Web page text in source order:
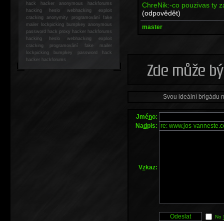
ChreNik:-co pouzivas ty
(odpovědět)
master
Svou ideální brigádu
Jméno:
Nadpis:
Vzkaz:
No
hackhacker anonymous hackforums
hackingheslo webhacking exploit
cracking anonymity programování fake
mailer lockpicking bumpkey anonymous
password hack proxy hacker hackforums
hacking heslo webhacking exploit
cracking programování fake mailer
lockpicking bumpkey password hack
hackerhackforums